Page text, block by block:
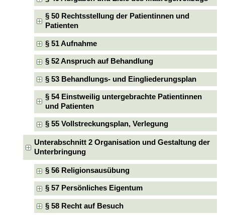
§ 50 Rechtsstellung der Patientinnen und
Patienten
§ 51 Aufnahme
§ 52 Anspruch auf Behandlung
§ 53 Behandlungs- und Eingliederungsplan
§ 54 Einstweilig untergebrachte Patientinnen
und Patienten
§ 55 Vollstreckungsplan, Verlegung
Unterabschnitt 2 Organisation und Gestaltung der
Unterbringung
§ 56 Religionsausübung
§ 57 Persönliches Eigentum
§ 58 Recht auf Besuch